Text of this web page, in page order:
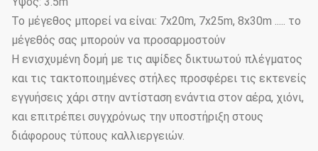
Το μέγεθος μπορεί να είναι: 7x20m, 7x25m, 8x30m ..... το
μέγεθός σας μπορούν να προσαρμοστούν
Η ενισχυμένη δομή με τις αψίδες δικτυωτού πλέγματος
και τις τακτοποιημένες στήλες προσφέρει τις εκτενείς
εγγυήσεις χάρι στην αντίσταση ενάντια στον αέρα, χιόνι,
και επιτρέπει συγχρόνως την υποστήριξη στους
διάφορους τύπους καλλιεργειών.